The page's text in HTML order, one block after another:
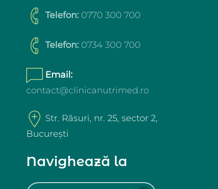
Telefon: 0770 300 700
Telefon: 0734 300 700
Email:
contact@clinicanutrimed.ro
Str. Răsuri, nr. 25, sector 2,
București
Navighează la